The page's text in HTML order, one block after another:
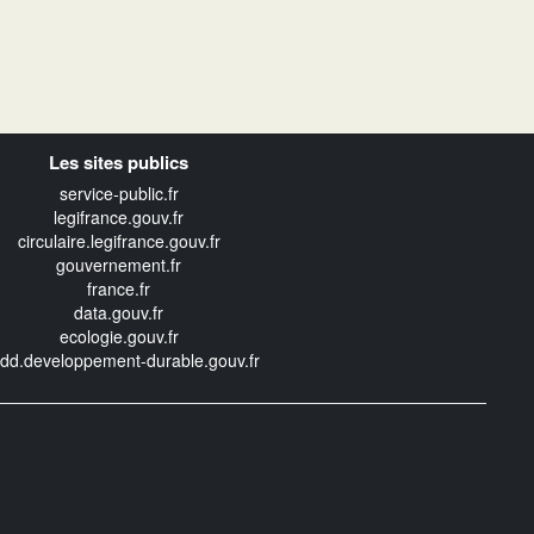
Les sites publics
service-public.fr
legifrance.gouv.fr
circulaire.legifrance.gouv.fr
gouvernement.fr
france.fr
data.gouv.fr
ecologie.gouv.fr
durable.gouv.fr